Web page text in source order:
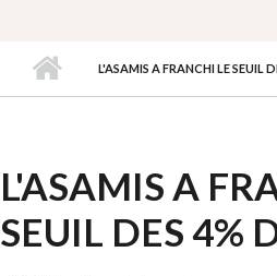
L'ASAMIS A FRANCHI LE SEUIL
L'ASAMIS A
SEUIL DES 4%